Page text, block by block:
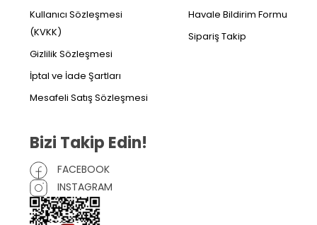
Kullanıcı Sözleşmesi
(KVKK)
Gizlilik Sözleşmesi
İptal ve İade Şartları
Mesafeli Satış Sözleşmesi
Havale Bildirim Formu
Sipariş Takip
Bizi Takip Edin!
FACEBOOK
INSTAGRAM